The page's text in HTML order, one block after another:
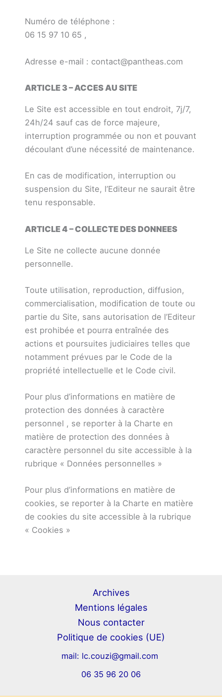
Numéro de téléphone :
06 15 97 10 65 ,
Adresse e-mail : contact@pantheas.com
ARTICLE 3 – ACCES AU SITE
Le Site est accessible en tout endroit, 7j/7,
24h/24 sauf cas de force majeure,
interruption programmée ou non et pouvant
découlant d’une nécessité de maintenance.
En cas de modification, interruption ou
suspension du Site, l’Editeur ne saurait être
tenu responsable.
ARTICLE 4 – COLLECTE DES DONNEES
Le Site ne collecte aucune donnée
personnelle.
Toute utilisation, reproduction, diffusion,
commercialisation, modification de toute ou
partie du Site, sans autorisation de l’Editeur
est prohibée et pourra entraînée des
actions et poursuites judiciaires telles que
notamment prévues par le Code de la
propriété intellectuelle et le Code civil.
Pour plus d’informations en matière de
protection des données à caractère
personnel , se reporter à la Charte en
matière de protection des données à
caractère personnel du site accessible à la
rubrique « Données personnelles »
Pour plus d’informations en matière de
cookies, se reporter à la Charte en matière
de cookies du site accessible à la rubrique
« Cookies »
Archives
Mentions légales
Nous contacter
Politique de cookies (UE)
mail: lc.couzi@gmail.com
06 35 96 20 06